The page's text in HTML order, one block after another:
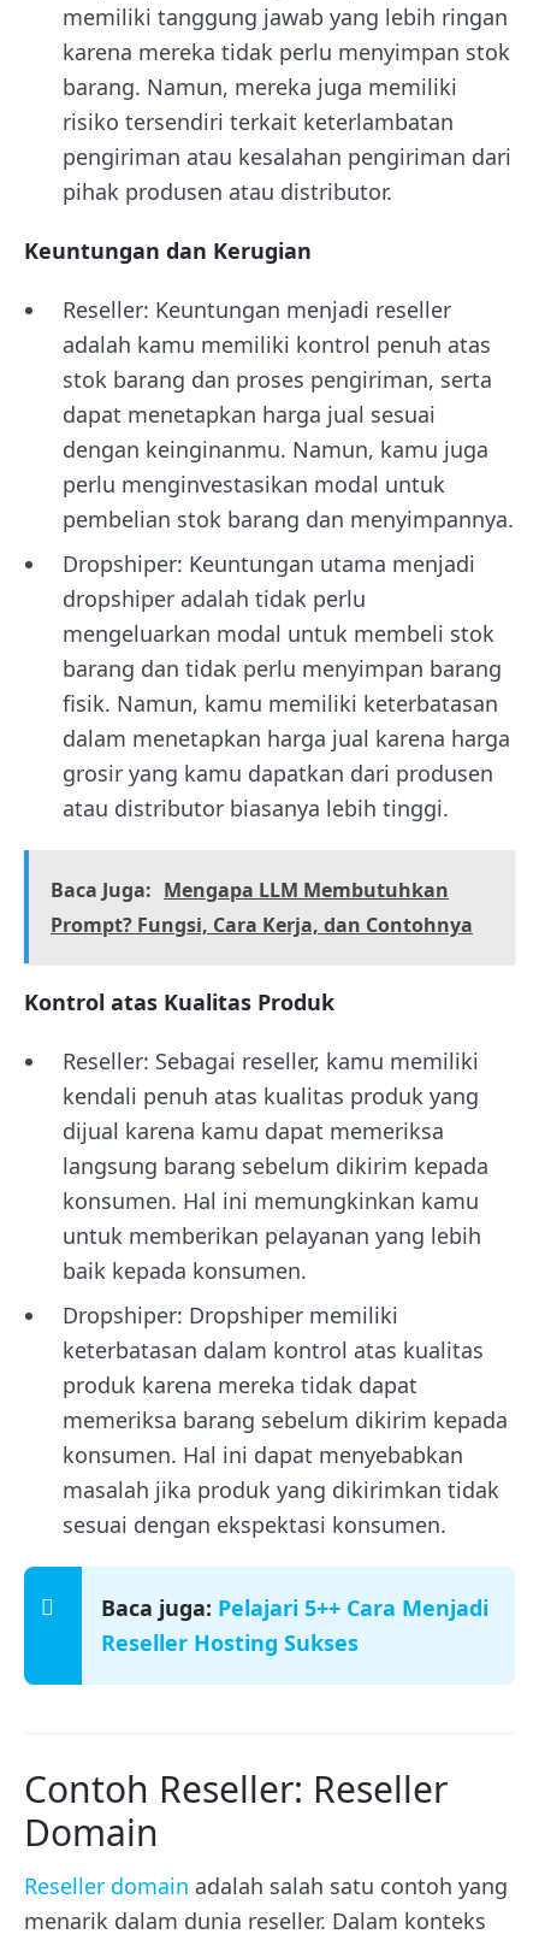
memiliki tanggung jawab yang lebih ringan
karena mereka tidak perlu menyimpan stok
barang. Namun, mereka juga memiliki
risiko tersendiri terkait keterlambatan
pengiriman atau kesalahan pengiriman dari
pihak produsen atau distributor.
Keuntungan dan Kerugian
Reseller: Keuntungan menjadi reseller
adalah kamu memiliki kontrol penuh atas
stok barang dan proses pengiriman, serta
dapat menetapkan harga jual sesuai
dengan keinginanmu. Namun, kamu juga
perlu menginvestasikan modal untuk
pembelian stok barang dan menyimpannya.
Dropshiper: Keuntungan utama menjadi
dropshiper adalah tidak perlu
mengeluarkan modal untuk membeli stok
barang dan tidak perlu menyimpan barang
fisik. Namun, kamu memiliki keterbatasan
dalam menetapkan harga jual karena harga
grosir yang kamu dapatkan dari produsen
atau distributor biasanya lebih tinggi.
Baca Juga: Mengapa LLM Membutuhkan
Prompt? Fungsi, Cara Kerja, dan Contohnya
Kontrol atas Kualitas Produk
Reseller: Sebagai reseller, kamu memiliki
kendali penuh atas kualitas produk yang
dijual karena kamu dapat memeriksa
langsung barang sebelum dikirim kepada
konsumen. Hal ini memungkinkan kamu
untuk memberikan pelayanan yang lebih
baik kepada konsumen.
Dropshiper: Dropshiper memiliki
keterbatasan dalam kontrol atas kualitas
produk karena mereka tidak dapat
memeriksa barang sebelum dikirim kepada
konsumen. Hal ini dapat menyebabkan
masalah jika produk yang dikirimkan tidak
sesuai dengan ekspektasi konsumen.
Baca juga: Pelajari 5++ Cara Menjadi
Reseller Hosting Sukses
Contoh Reseller: Reseller
Domain
Reseller domain adalah salah satu contoh yang
menarik dalam dunia reseller. Dalam konteks